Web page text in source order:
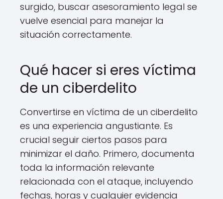
surgido, buscar asesoramiento legal se
vuelve esencial para manejar la
situación correctamente.
Qué hacer si eres víctima
de un ciberdelito
Convertirse en víctima de un ciberdelito
es una experiencia angustiante. Es
crucial seguir ciertos pasos para
minimizar el daño. Primero, documenta
toda la información relevante
relacionada con el ataque, incluyendo
fechas, horas y cualquier evidencia